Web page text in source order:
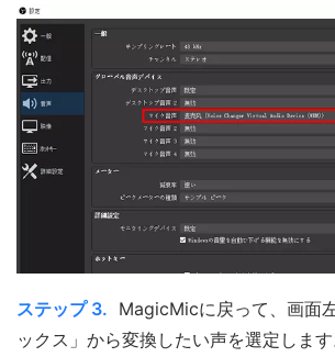
ステップ 3. MagicMicに戻って、画面
ックス」から変換したい声を選定しま